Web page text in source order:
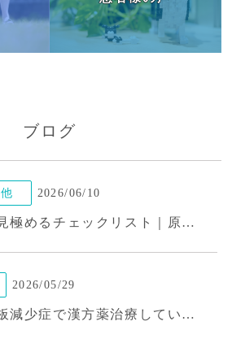
ブログ
2026/06/10
猫の脱水症状を見極めるチェックリスト｜原因から自宅でできる対策まで徹底解説
2026/05/29
免疫介在性血小板減少症で漢方薬治療しているポムちゃん